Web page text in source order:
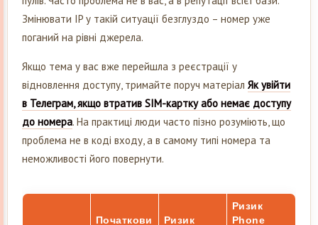
Змінювати IP у такій ситуації безглуздо – номер уже
поганий на рівні джерела.
Якщо тема у вас вже перейшла з реєстрації у
відновлення доступу, тримайте поруч матеріал Як увійти
в Телеграм, якщо втратив SIM-картку або немає доступу
до номера. На практиці люди часто пізно розуміють, що
проблема не в коді входу, а в самому типі номера та
неможливості його повернути.
Початкови
Ризик
Ризик
Phone